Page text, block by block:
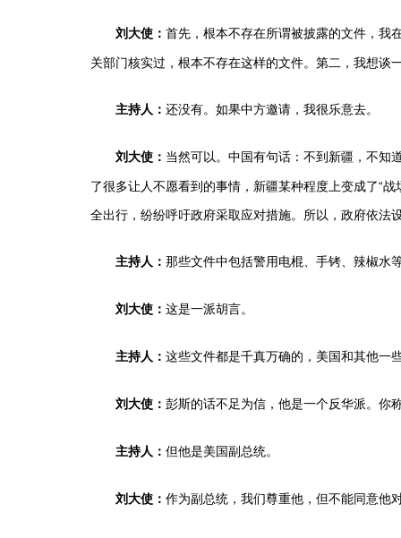
刘大使： 首先，根本不存在所谓被披露的文件，我
关部门核实过，根本不存在这样的文件。第二，我想谈
主持人： 还没有。如果中方邀请，我很乐意去。
刘大使： 当然可以。中国有句话：不到新疆，不知
了很多让人不愿看到的事情，新疆某种程度上变成了“
全出行，纷纷呼吁政府采取应对措施。所以，政府依法
主持人： 那些文件中包括警用电棍、手铐、辣椒水
刘大使： 这是一派胡言。
主持人： 这些文件都是千真万确的，美国和其他一
刘大使： 彭斯的话不足为信，他是一个反华派。你
主持人： 但他是美国副总统。
刘大使： 作为副总统，我们尊重他，但不能同意他